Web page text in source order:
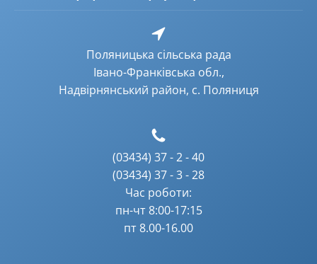
Поляницька сільська рада
Івано-Франківська обл.,
Надвірнянський район, с. Поляниця
(03434) 37 - 2 - 40
(03434) 37 - 3 - 28
Час роботи:
пн-чт 8:00-17:15
пт 8.00-16.00